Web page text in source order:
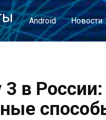
Android Новости
в